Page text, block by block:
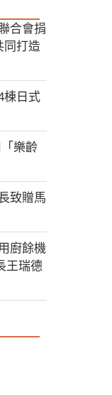
合會捐
同打造
棟日式
樂齡
致贈馬
廚餘機
王瑞德